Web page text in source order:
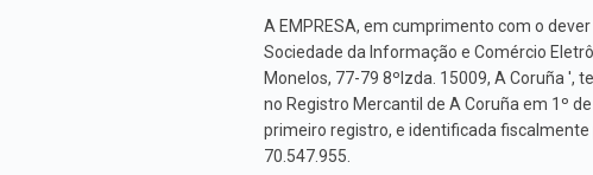
A EMPRESA, em cumprimento com o
Sociedade da Informação e Comércio
Monelos, 77-79 8ºIzda. 15009, A Coruña ',
no Registro Mercantil de A Coruña em 1º
primeiro registro, e identificada
70.547.955.